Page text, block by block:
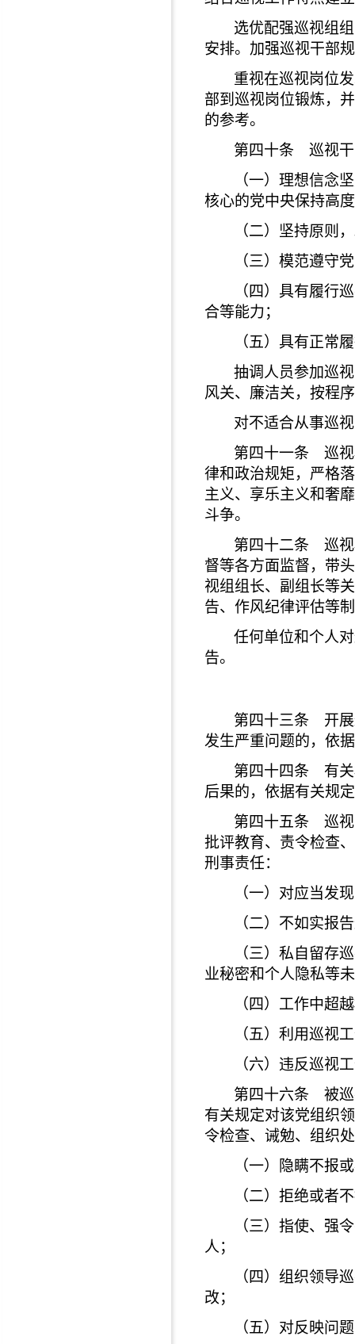
选优配强巡视组
安排。加强巡视干部
重视在巡视岗位
部到巡视岗位锻炼，
的参考。
第四十条 巡视干
（一）理想信念
核心的党中央保持高
（二）坚持原则
（三）模范遵守
（四）具有履行
合等能力；
（五）具有正常
抽调人员参加巡
风关、廉洁关，按程
对不适合从事巡
第四十一条 巡视
律和政治规矩，严格
主义、享乐主义和奢
斗争。
第四十二条 巡视
督等各方面监督，带
视组组长、副组长等
告、作风纪律评估等
任何单位和个人
告。
第四十三条 开展
发生严重问题的，依
第四十四条 有关
后果的，依据有关规
第四十五条 巡视
批评教育、责令检查
刑事责任：
（一）对应当发
（二）不如实报
（三）私自留存
业秘密和个人隐私等
（四）工作中超
（五）利用巡视
（六）违反巡视
第四十六条 被巡
有关规定对该党组织
令检查、诫勉、组织
（一）隐瞒不报
（二）拒绝或者
（三）指使、强
人；
（四）组织领导
改；
（五）对反映问